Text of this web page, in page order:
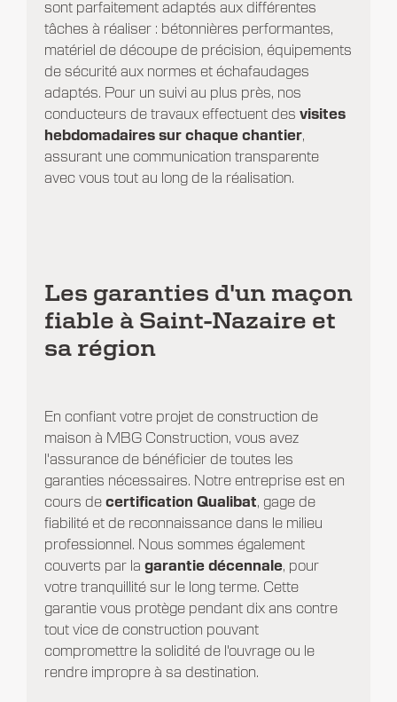
sont parfaitement adaptés aux différentes
tâches à réaliser : bétonnières performantes,
matériel de découpe de précision, équipements
de sécurité aux normes et échafaudages
adaptés. Pour un suivi au plus près, nos
conducteurs de travaux effectuent des visites
hebdomadaires sur chaque chantier,
assurant une communication transparente
avec vous tout au long de la réalisation.
Les garanties d'un maçon
fiable à Saint-Nazaire et
sa région
En confiant votre projet de construction de
maison à MBG Construction, vous avez
l'assurance de bénéficier de toutes les
garanties nécessaires. Notre entreprise est en
cours decertification Qualibat, gage de
fiabilité et de reconnaissance dans le milieu
professionnel. Nous sommes également
couverts par la garantie décennale, pour
votre tranquillité sur le long terme. Cette
garantie vous protège pendant dix ans contre
tout vice de construction pouvant
compromettre la solidité de l'ouvrage ou le
rendre impropre à sa destination.